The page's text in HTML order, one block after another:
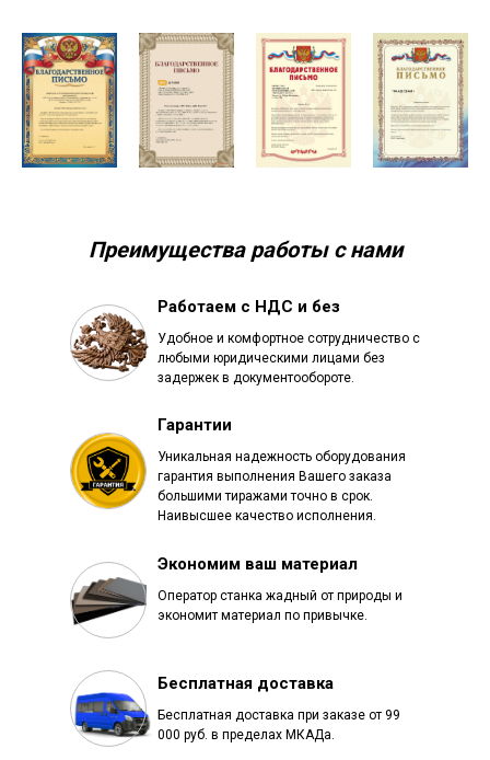
Преимущества работы с нами
Работаем с НДС и без
Удобное и комфортное сотрудничество с
любыми юридическими лицами без
задержек в документообороте.
Экономим ваш материал
Оператор станка жадный от природы и
экономит материал по привычке.
Бесплатная доставка
Бесплатная доставка при заказе от 99
000 руб. в пределах МКАДа.
Гарантии
Уникальная надежность оборудования
гарантия выполнения Вашего заказа
большими тиражами точно в срок.
Наивысшее качество исполнения.